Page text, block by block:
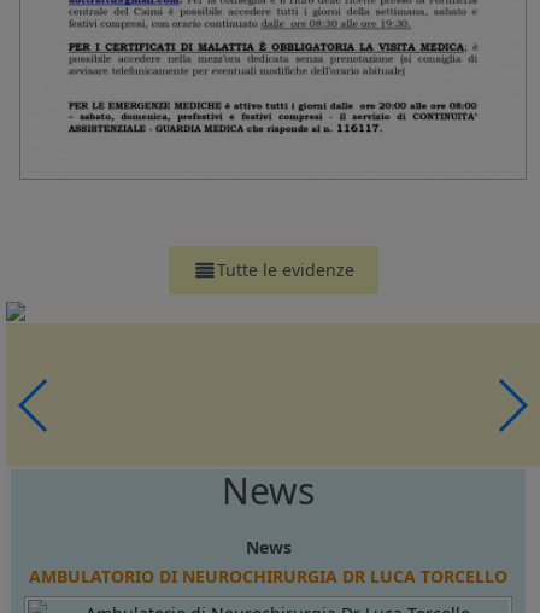
Tutte le evidenze
News
News
AMBULATORIO DI NEUROCHIRURGIA DR LUCA TORCELLO